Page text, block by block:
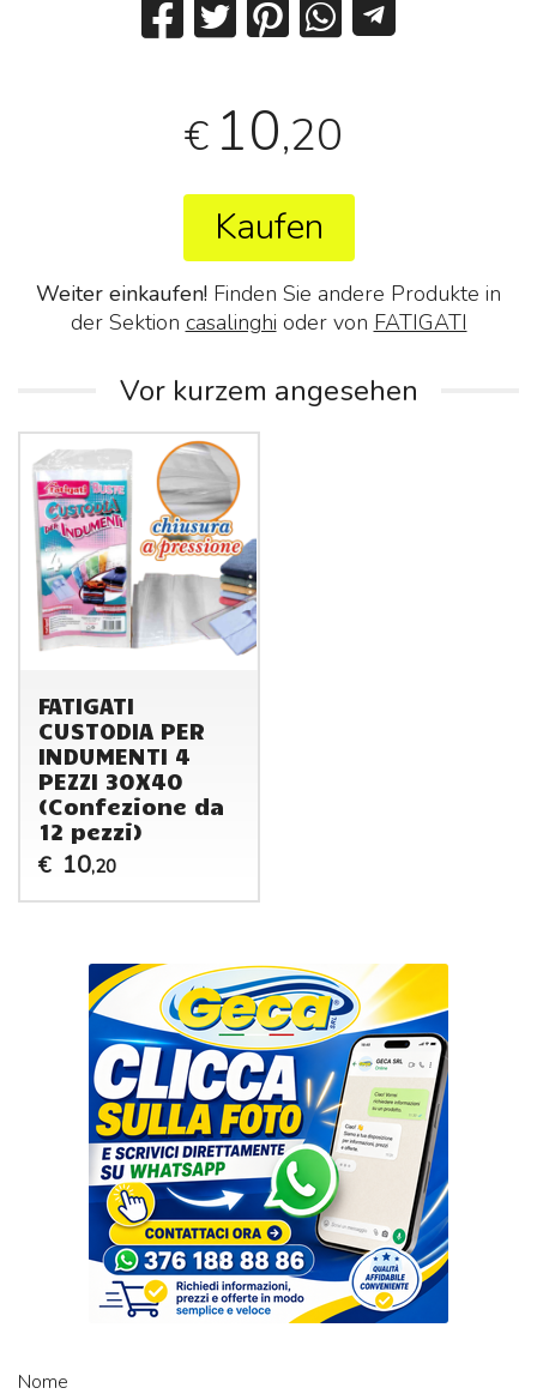
€ 10,20
Kaufen
Weiter einkaufen! Finden Sie andere Produkte in
der Sektion casalinghi oder von FATIGATI
Vor kurzem angesehen
FATIGATI
CUSTODIA PER
INDUMENTI 4
PEZZI 30X40
(Confezione da
12 pezzi)
€ 10,20
Nome